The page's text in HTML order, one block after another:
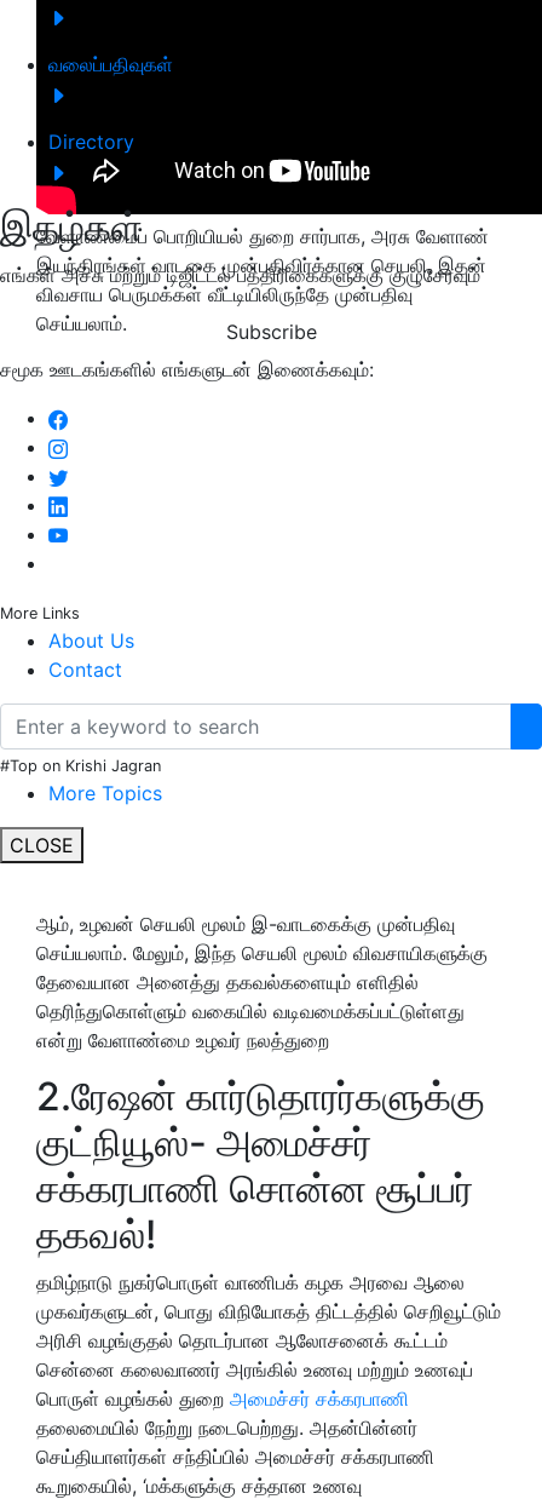
வலைப்பதிவுகள்
Directory
இதழ்கள்
எங்கள் அச்சு மற்றும் டிஜிட்டல் பத்திரிகைகளுக்கு குழுசேரவும்
Subscribe
சமூக ஊடகங்களில் எங்களுடன் இணைக்கவும்:
More Links
About Us
Contact
#Top on Krishi Jagran
More Topics
CLOSE
வேளாண்மைப் பொறியியல் துறை சார்பாக, அரசு வேளாண்
இயந்திரங்கள் வாடகை முன்பதிவிர்க்கான செயலி, இதன்
விவசாய பெருமக்கள் வீட்டியிலிருந்தே முன்பதிவு
செய்யலாம்.
ஆம், உழவன் செயலி மூலம் இ-வாடகைக்கு முன்பதிவு
செய்யலாம். மேலும், இந்த செயலி மூலம் விவசாயிகளுக்கு
தேவையான அனைத்து தகவல்களையும் எளிதில்
தெரிந்துகொள்ளும் வகையில் வடிவமைக்கப்பட்டுள்ளது
என்று வேளாண்மை உழவர் நலத்துறை
2.ரேஷன் கார்டுதாரர்களுக்கு
குட்நியூஸ்- அமைச்சர்
சக்கரபாணி சொன்ன சூப்பர்
தகவல்!
தமிழ்நாடு நுகர்பொருள் வாணிபக் கழக அரவை ஆலை
முகவர்களுடன், பொது விநியோகத் திட்டத்தில் செறிவூட்டும்
அரிசி வழங்குதல் தொடர்பான ஆலோசனைக் கூட்டம்
சென்னை கலைவாணர் அரங்கில் உணவு மற்றும் உணவுப்
பொருள் வழங்கல் துறை அமைச்சர் சக்கரபாணி
தலைமையில் நேற்று நடைபெற்றது. அதன்பின்னர்
செய்தியாளர்கள் சந்திப்பில் அமைச்சர் சக்கரபாணி
கூறுகையில், ‘மக்களுக்கு சத்தான உணவு